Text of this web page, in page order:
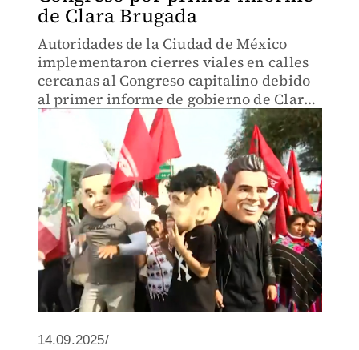
de Clara Brugada
Autoridades de la Ciudad de México
implementaron cierres viales en calles
cercanas al Congreso capitalino debido
al primer informe de gobierno de Clara
Brugada. Se recomienda a los
automovilistas tomar precauciones y
usar vías alternas durante el eve
14.09.2025/